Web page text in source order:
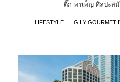
ติ๊ก-พรเพ็ญ ศิลปะส
LIFESTYLE G.I.Y GOURMET